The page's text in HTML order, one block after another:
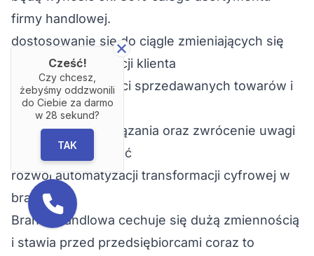
firmy handlowej.
dostosowanie się do ciągle zmieniających się
potrzeb i preferencji klienta
zwiększenie jakości sprzedawanych towarów i
usług
ekologiczne rozwiązania oraz zwrócenie uwagi
na zdrową żywność
rozwój automatyzacji transformacji cyfrowej w
branży
Branża handlowa cechuje się dużą zmiennością
i stawia przed przedsiębiorcami coraz to
Cześć!
Czy chcesz,
żebyśmy oddzwonili
do Ciebie za darmo
w 28 sekund?
TAK